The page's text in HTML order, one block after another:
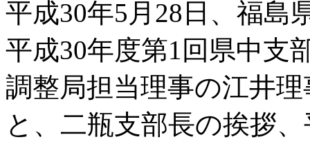
平成30年5月28日、福島
平成30年度第1回県中支
調整局担当理事の江井
と、二瓶支部長の挨拶